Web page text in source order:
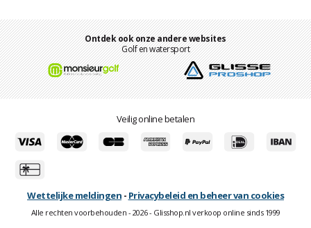
Ontdek ook onze andere websites
Golf en watersport
Veilig online betalen
Wettelijke meldingen - Privacybeleid en beheer van cookies
Alle rechten voorbehouden - 2026 - Glisshop.nl verkoop online sinds 1999